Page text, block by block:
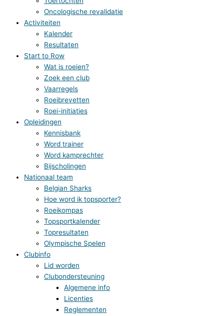
Oncologische revalidatie
Activiteiten
Kalender
Resultaten
Start to Row
Wat is roeien?
Zoek een club
Vaarregels
Roeibrevetten
Roei-initiaties
Opleidingen
Kennisbank
Word trainer
Word kamprechter
Bijscholingen
Nationaal team
Belgian Sharks
Hoe word ik topsporter?
Roeikompas
Topsportkalender
Topresultaten
Olympische Spelen
Clubinfo
Lid worden
Clubondersteuning
Algemene info
Licenties
Reglementen